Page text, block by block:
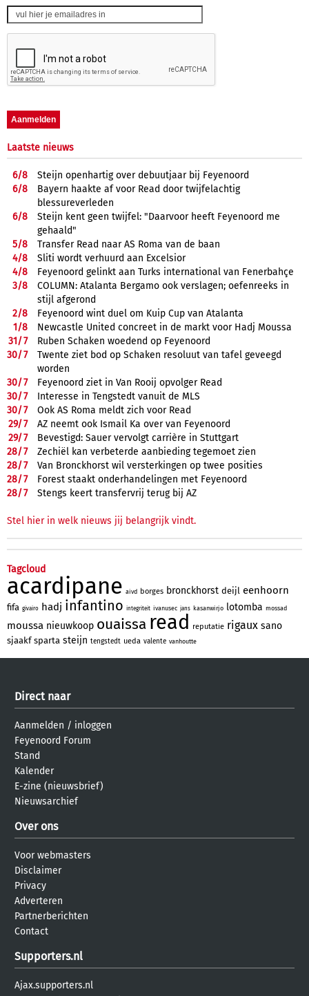
Laatste nieuws
6/8
Steijn openhartig over debuutjaar bij Feyenoord
6/8
Bayern haakte af voor Read door twijfelachtig
blessureverleden
6/8
Steijn kent geen twijfel: "Daarvoor heeft Feyenoord me
gehaald"
5/8
Transfer Read naar AS Roma van de baan
4/8
Sliti wordt verhuurd aan Excelsior
4/8
Feyenoord gelinkt aan Turks international van Fenerbahçe
3/8
COLUMN: Atalanta Bergamo ook verslagen; oefenreeks in
stijl afgerond
2/8
Feyenoord wint duel om Kuip Cup van Atalanta
1/8
Newcastle United concreet in de markt voor Hadj Moussa
31/7
Ruben Schaken woedend op Feyenoord
30/7
Twente ziet bod op Schaken resoluut van tafel geveegd
worden
30/7
Feyenoord ziet in Van Rooij opvolger Read
30/7
Interesse in Tengstedt vanuit de MLS
30/7
Ook AS Roma meldt zich voor Read
29/7
AZ neemt ook Ismail Ka over van Feyenoord
29/7
Bevestigd: Sauer vervolgt carrière in Stuttgart
28/7
Zechiël kan verbeterde aanbieding tegemoet zien
28/7
Van Bronckhorst wil versterkingen op twee posities
28/7
Forest staakt onderhandelingen met Feyenoord
28/7 Stengs keert transfervrij terug bij AZ
Stel hier in welk nieuws jij belangrijk vindt.
Tagcloud
acardipane aivd borges bronckhorst deijl eenhoorn
fifa givairo hadj infantino integriteit ivanusec jans kasanwirjo lotomba mossad
moussa nieuwkoop ouaissa read reputatie rigaux sano
sjaakf sparta steijn tengstedt ueda valente vanhoutte
Direct naar
Aanmelden / inloggen
Feyenoord Forum
Stand
Kalender
E-zine (nieuwsbrief)
Nieuwsarchief
Over ons
Voor webmasters
Disclaimer
Privacy
Adverteren
Partnerberichten
Contact
Supporters.nl
Ajax.supporters.nl